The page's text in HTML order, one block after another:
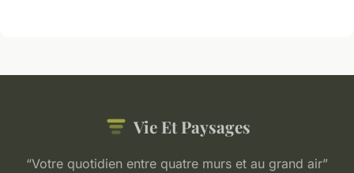
Vie Et Paysages
“Votre quotidien entre quatre murs et au grand air”